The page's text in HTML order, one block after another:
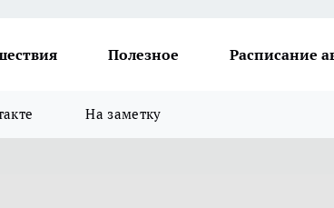
Полезное Расписание
На заметку